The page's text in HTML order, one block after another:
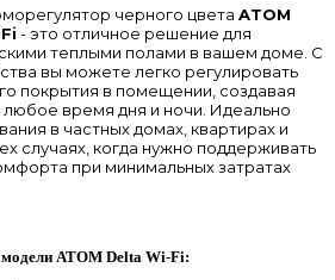
черного цвета ATOM
- это отличное решение для
теплыми полами в вашем доме. С
вы можете легко регулировать
покрытия в помещении, создавая
время дня и ночи. Идеально
в частных домах, квартирах и
случаях, когда нужно поддерживать
при минимальных затратах
ATOM Delta Wi-Fi: